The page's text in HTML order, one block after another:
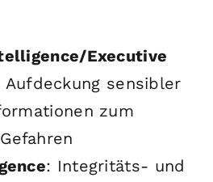
Executive
Aufdeckung sensibler
zum
: Integritäts- und